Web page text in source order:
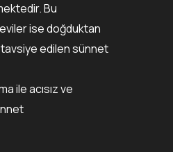
Bu
ise doğduktan
tavsiye edilen sünnet
ile acısız ve